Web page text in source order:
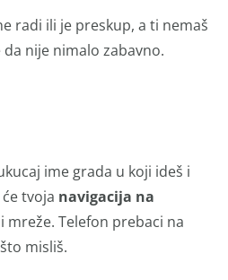
radi ili je preskup, a ti nemaš
nije nimalo zabavno.
ime grada u koji ideš i
će tvoja navigacija na
Telefon prebaci na
misliš.